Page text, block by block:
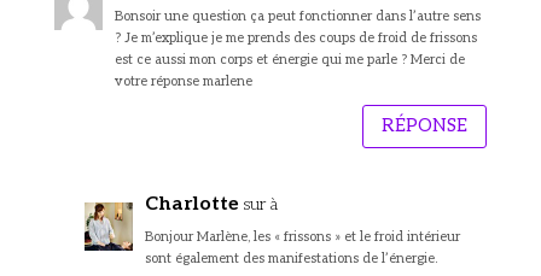
Bonsoir une question ça peut fonctionner dans l’autre sens
? Je m’explique je me prends des coups de froid de frissons
est ce aussi mon corps et énergie qui me parle ? Merci de
votre réponse marlene
RÉPONSE
Charlotte sur à
Bonjour Marlène, les « frissons » et le froid intérieur
sont également des manifestations de l’énergie.